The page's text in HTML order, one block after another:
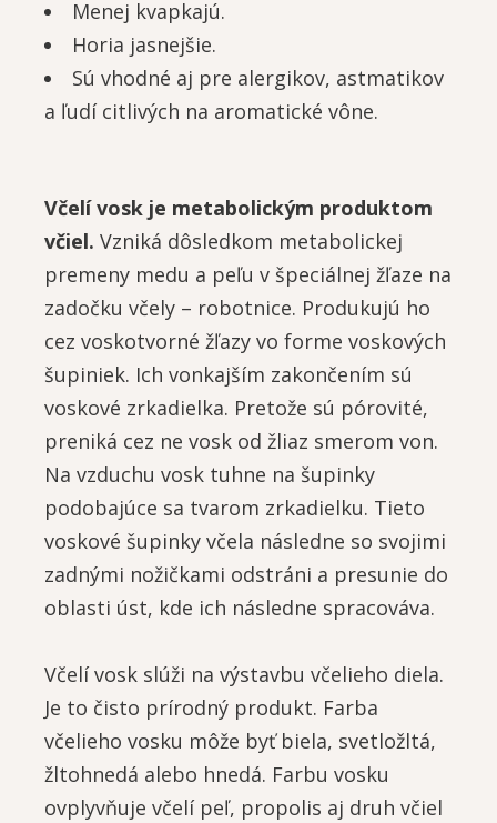
Menej kvapkajú.
Horia jasnejšie.
Sú vhodné aj pre alergikov, astmatikov
a ľudí citlivých na aromatické vône.
Včelí vosk je metabolickým produktom
včiel. Vzniká dôsledkom metabolickej
premeny medu a peľu v špeciálnej žľaze na
zadočku včely – robotnice. Produkujú ho
cez voskotvorné žľazy vo forme voskových
šupiniek. Ich vonkajším zakončením sú
voskové zrkadielka. Pretože sú pórovité,
preniká cez ne vosk od žliaz smerom von.
Na vzduchu vosk tuhne na šupinky
podobajúce sa tvarom zrkadielku. Tieto
voskové šupinky včela následne so svojimi
zadnými nožičkami odstráni a presunie do
oblasti úst, kde ich následne spracováva.
Včelí vosk slúži na výstavbu včelieho diela.
Je to čisto prírodný produkt. Farba
včelieho vosku môže byť biela, svetložltá,
žltohnedá alebo hnedá. Farbu vosku
ovplyvňuje včelí peľ, propolis aj druh včiel